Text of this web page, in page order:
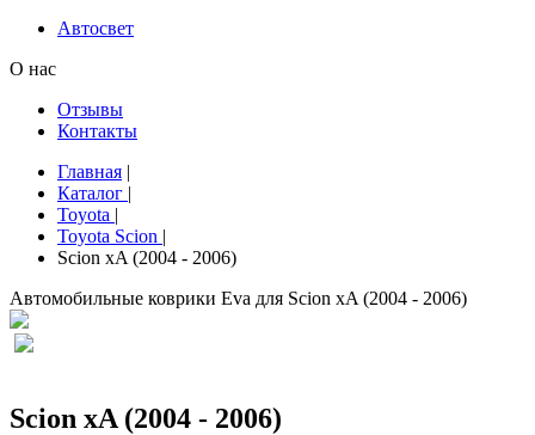
Автосвет
О нас
Отзывы
Контакты
Главная |
Каталог |
Toyota |
Toyota Scion |
Scion xA (2004 - 2006)
Автомобильные коврики Eva для Scion xA (2004 - 2006)
Scion xA (2004 - 2006)